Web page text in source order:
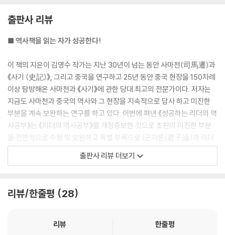
풍자와 유머가 뒤틀리는 정치와 언론
간신이란 역사 현상과 한국 ‘언간(言奸)’들의 민낯
만절필동(萬折必東) 해프닝과 삐딱한 지식인
봉건적 마녀사냥의 고리를 끊어라
리더의 유머 감각
말과 글은 강력한 소프트파워
미남자 추기(鄒忌)의 군주 설득
명분을 뒷받침하는 실질
과도한 명분과 명분의 상대성
언격(言格)이 인격(人格)
6장. 좀 알자, 중국
중국 지도자들과 인문학 소양 -역사서를 손에서 놓치 않았던 모택동
사마천은 자신이 역사서를 집필하게 된 동기와 목적에 대해 “하늘과 인간
의 관계를 탐구하고(구천인지제究天人之際), 과거와 현재의 변화를 관
언成一家之言).”고 했다. 그러면서 누구든 자신의 뜻을 바꾸지 않고 평생
지조를 지켜온 사람이라면 누구든 역사의 주인공이 될 수 있다고 단언했
고, 그런 사람들을 역사의 주인공으로 등장시켰다. 그리하여 중국 역사상
최초의 농민 봉기군 수령 진섭의 입을 통해 사마천은 “왕과 제후, 장수와
재상의 씨가 따로 있더란 말이냐(왕후장상영유종호王侯將相寧有種
乎)!”고 외쳤다.
*
역사는 그 자체로 뒤끝이다. 인간의 기억에는 한계가 있고, 또 망각(忘却)
잠시 유보해 두는 경우는 있지만, 시대와 백성이 호출하면 언제든지 기억
출판사 리뷰
■ 역사책을 읽는 자가 성공한다!
이 책의 지은이 김영수 작가는 지난 30년이 넘는 동안 사마천(司馬遷)과
《사기 (史記)》, 그리고 중국을 연구하고 25년 동안 중국 현장을 150차례
이상 탐방해온 사마천과 《사기》에 관한 당대 최고의 전문가이다. 저자는
지금도 사마천과 중국의 역사와 그 현장을 지속적으로 답사 하고 미진한
부분을 계속 보완하는 연구를 하고 있다. 이번에 펴낸 《성공하는 리더의 역
사공부》는 《리더의 역사공부》를 개정증보한 것으로 초판의 미진한 부분
을 전면적으로 수정 및 보완하고 특별 부록으로 〈군자론(君子論)과 리더
십〉을 추가했다,
제마다 쉽게 풀어쓴 《사기》 속의 적절한 예화들은 《사기》 마니아는 물론
이 시대를 이끌고 있는 리더와 앞으로 리더가 될 분들을 위한 훌륭한 역사
출판사 리뷰 더보기
리뷰/한줄평 28
리뷰
한줄평